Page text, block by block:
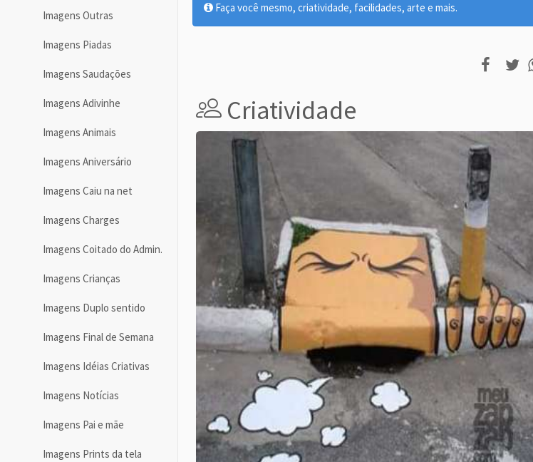
Imagens Outras
Imagens Piadas
Imagens Saudações
Imagens Adivinhe
Imagens Animais
Imagens Aniversário
Imagens Caiu na net
Imagens Charges
Imagens Coitado do Admin.
Imagens Crianças
Imagens Duplo sentido
Imagens Final de Semana
Imagens Idéias Criativas
Imagens Notícias
Imagens Pai e mãe
Imagens Prints da tela
Faça você mesmo, criatividade, facilidades, arte e mais.
Criatividade